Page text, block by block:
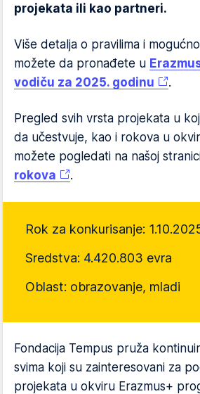
projekata ili kao partneri.
Više detalja o pravilima i
možete da pronađete u
vodiču za 2025. godinu
.
Pregled svih vrsta projekata u
da učestvuje, kao i rokova u
možete pogledati na našoj
rokova
.
Rok za konkurisanje:
Sredstva: 4.420.803 evra
Oblast: obrazovanje, mladi
Fondacija Tempus pruža
svima koji su zainteresovani za
projekata u okviru Erazmus+